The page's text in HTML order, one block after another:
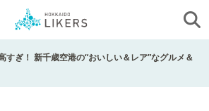
すぎ！ 新千歳空港の“おいしい＆レア”なグルメ＆